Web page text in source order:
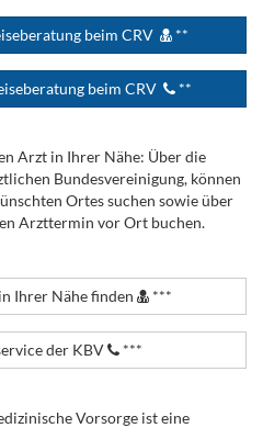
beim CRV **
beim CRV **
Arzt in Ihrer Nähe: Über die
Bundesvereinigung, können
Ortes suchen sowie über
Arzttermin vor Ort buchen.
Ihrer Nähe finden ***
der KBV ***
Vorsorge ist eine